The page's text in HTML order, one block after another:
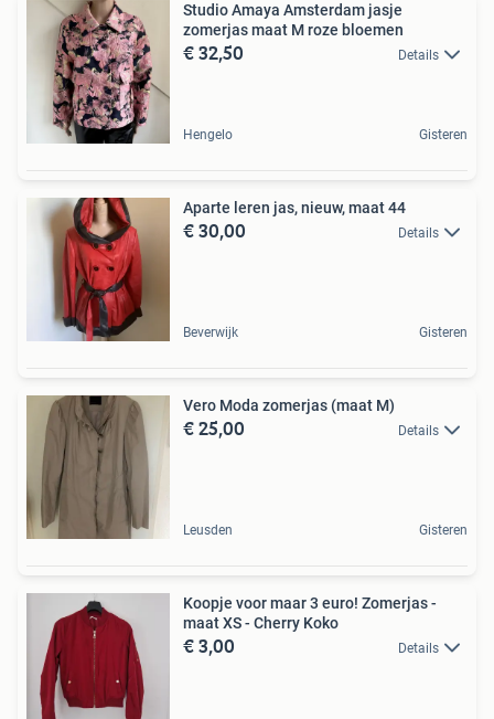
Studio Amaya Amsterdam jasje
zomerjas maat M roze bloemen
€ 32,50 Details
Hengelo Gisteren
Aparte leren jas, nieuw, maat 44
€ 30,00 Details
Beverwijk Gisteren
Vero Moda zomerjas (maat M)
€ 25,00 Details
Leusden Gisteren
Koopje voor maar 3 euro! Zomerjas -
maat XS - Cherry Koko
€ 3,00 Details